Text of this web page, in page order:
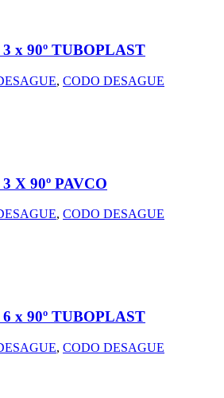
x 90º TUBOPLAST
, CODO DESAGUE
X 90º PAVCO
, CODO DESAGUE
x 90º TUBOPLAST
, CODO DESAGUE